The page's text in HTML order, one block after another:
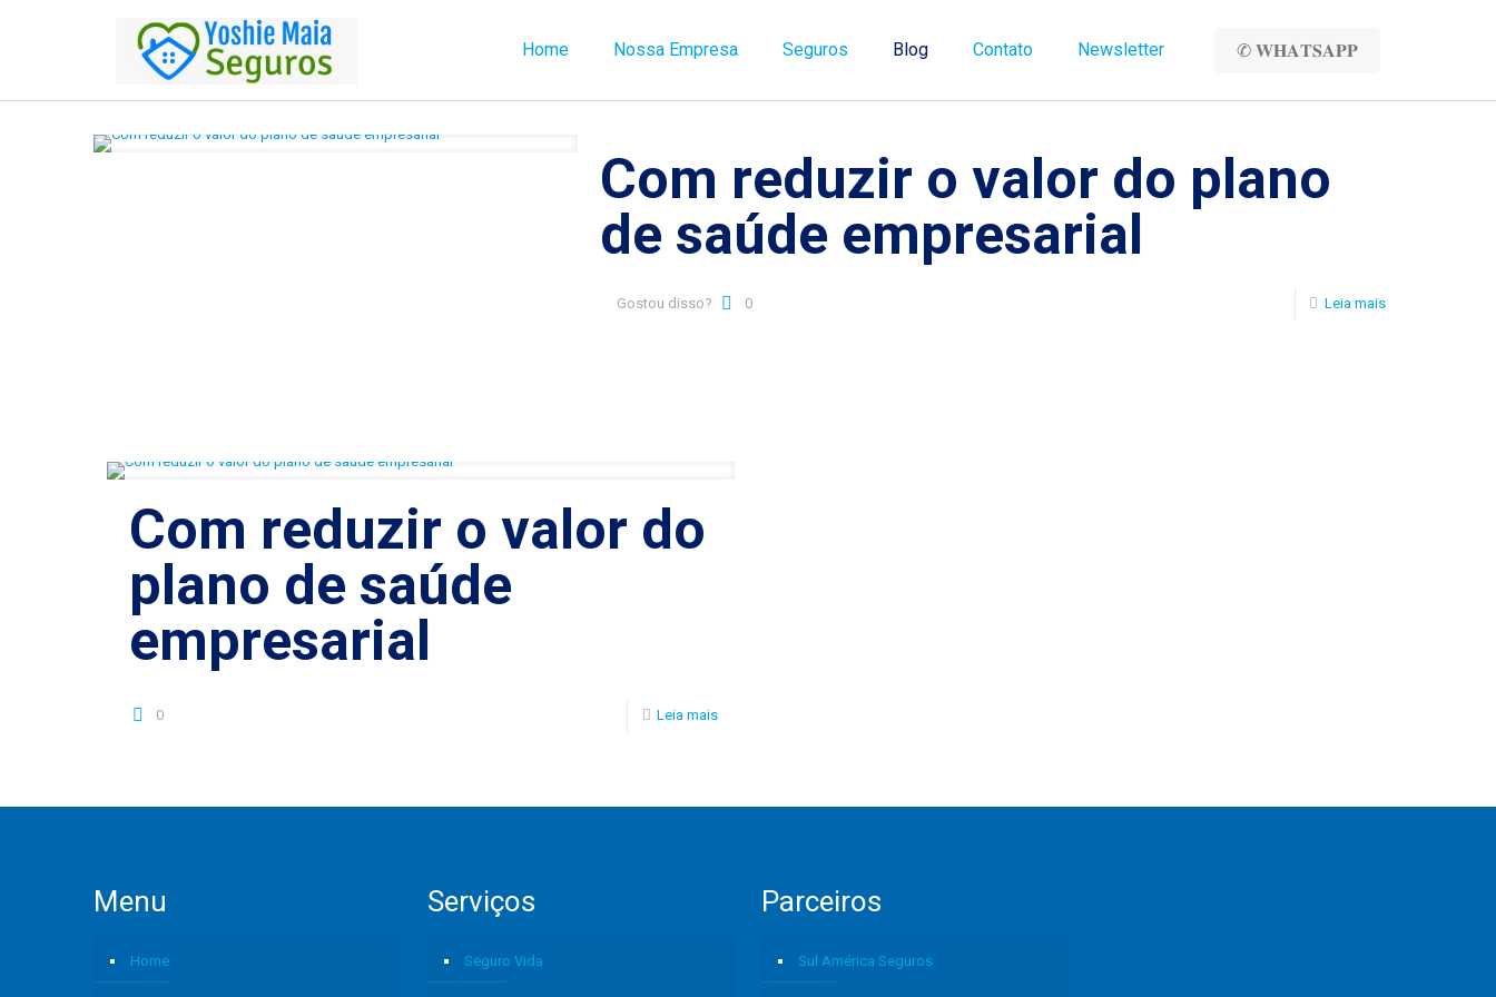
Home Nossa Empresa Seguros Blog Contato Newsletter ✆ 𝐖𝐇𝐀𝐓𝐒𝐀𝐏𝐏
Com reduzir o valor do plano
de saúde empresarial
Gostou disso? 0 Leia mais
Com reduzir o valor do
plano de saúde
empresarial
0 Leia mais
Menu
Home
Serviços
Seguro Vida
Parceiros
Sul América Seguros